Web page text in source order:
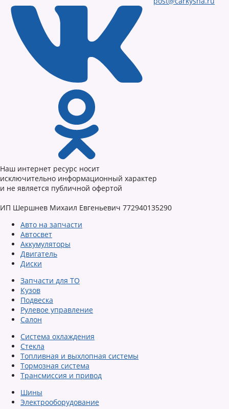
Наш интернет ресурс носит
исключительно информационный характер
и не является публичной офертой
ИП Шершнев Михаил Евгеньевич 772940135290
Авто на запчасти
Автосвет
Аккумуляторы
Двигатель
Диски
Запчасти для ТО
Кузов
Подвеска
Рулевое управление
Салон
Система охлаждения
Стекла
Топливная и выхлопная системы
Тормозная система
Трансмиссия и привод
Шины
Электрооборудование